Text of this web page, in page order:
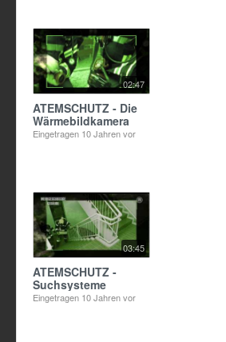
02:47
ATEMSCHUTZ - Die
Wärmebildkamera
Eingetragen 10 Jahren vor
03:45
ATEMSCHUTZ -
Suchsysteme
Eingetragen 10 Jahren vor